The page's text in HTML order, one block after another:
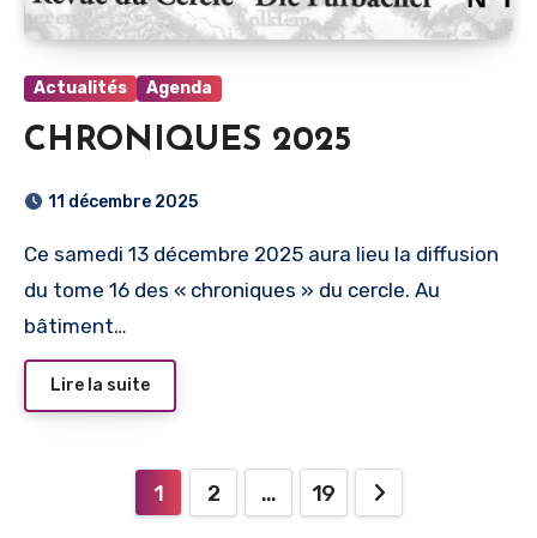
Actualités Agenda
CHRONIQUES 2025
11 décembre 2025
Ce samedi 13 décembre 2025 aura lieu la diffusion
du tome 16 des « chroniques » du cercle. Au
bâtiment…
Lire la suite
Pagination
1 2 … 19